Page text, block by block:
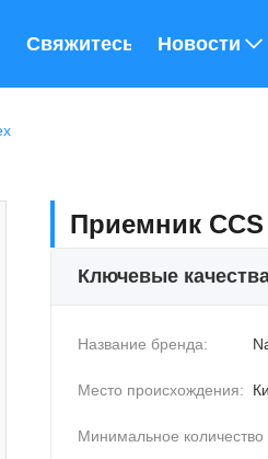
Свяжитесь С Нами
Новости
Приемник CCS
Ключевые
Название бренда:
Место происхождения:
Минимальное количество